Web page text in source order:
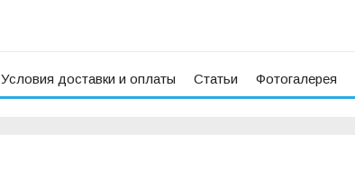
Условия доставки и оплаты Статьи Фотогалерея